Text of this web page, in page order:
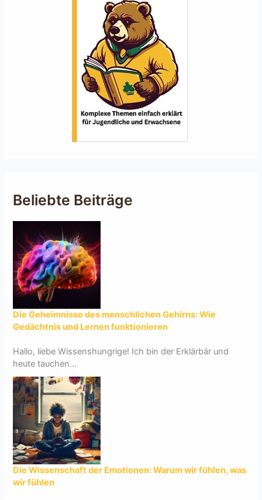
Beliebte Beiträge
Die Geheimnisse des menschlichen Gehirns: Wie
Gedächtnis und Lernen funktionieren
Hallo, liebe Wissenshungrige! Ich bin der Erklärbär und
heute tauchen...
Die Wissenschaft der Emotionen: Warum wir fühlen, was
wir fühlen